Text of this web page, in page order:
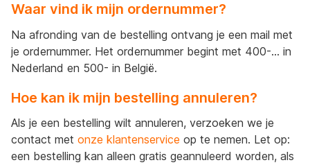
Waar vind ik mijn ordernummer?
Na afronding van de bestelling ontvang je een mail met
je ordernummer. Het ordernummer begint met 400-... in
Nederland en 500- in België.
Hoe kan ik mijn bestelling annuleren?
Als je een bestelling wilt annuleren, verzoeken we je
contact met onze klantenservice op te nemen. Let op:
een bestelling kan alleen gratis geannuleerd worden, als